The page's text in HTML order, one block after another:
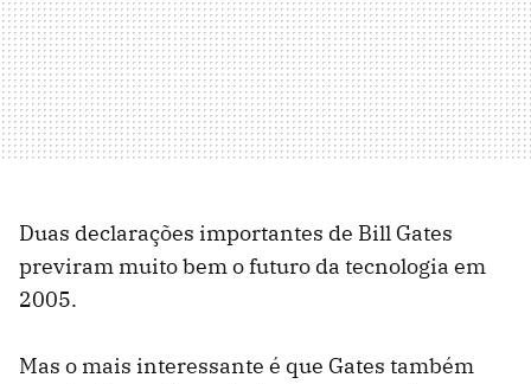
Duas declarações importantes de Bill Gates
previram muito bem o futuro da tecnologia em
2005.
Mas o mais interessante é que Gates também